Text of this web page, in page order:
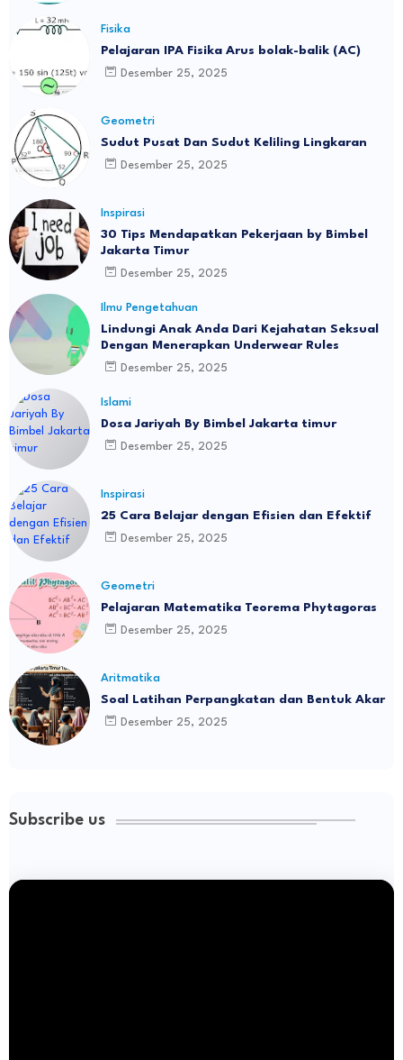
Fisika
Pelajaran IPA Fisika Arus bolak-balik (AC)
Desember 25, 2025
Geometri
Sudut Pusat Dan Sudut Keliling Lingkaran
Desember 25, 2025
Inspirasi
30 Tips Mendapatkan Pekerjaan by Bimbel
Jakarta Timur
Desember 25, 2025
Ilmu Pengetahuan
Lindungi Anak Anda Dari Kejahatan Seksual
Dengan Menerapkan Underwear Rules
Desember 25, 2025
Islami
Dosa Jariyah By Bimbel Jakarta timur
Desember 25, 2025
Inspirasi
25 Cara Belajar dengan Efisien dan Efektif
Desember 25, 2025
Geometri
Pelajaran Matematika Teorema Phytagoras
Desember 25, 2025
Aritmatika
Soal Latihan Perpangkatan dan Bentuk Akar
Desember 25, 2025
Subscribe us